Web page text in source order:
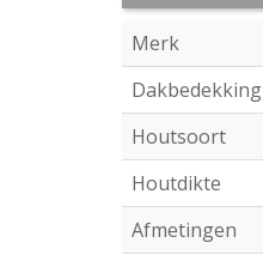
Merk
Dakbedekking
Houtsoort
Houtdikte
Afmetingen